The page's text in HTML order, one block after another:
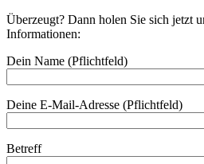
Überzeugt? Dann holen Sie sich jetzt
Informationen:
Dein Name (Pflichtfeld)
Deine E-Mail-Adresse (Pflichtfeld)
Betreff